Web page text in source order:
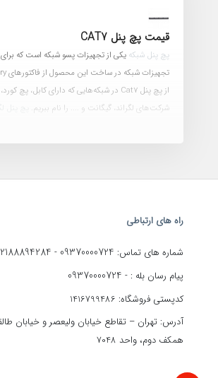
قیمت پچ پنل CAT7
پچ پنل شبکه یکی از تجهیزات پسو شبکه است که
تجهیزات شبکه در ساخت این محصول از فاکتورهای Category یا همان استاندارد و نوع مقاومت در برابر نویز و تداخل استفاده می‌کنند. به این صورت که pach panel دارای دسته‌های
شرکت‌های لگراند، گیگانت و .... را نام ببریم.
برند تولید کننده
تعداد پورت (پچ پنل 24 پورت و 48 پورت)
راه های ارتباطی
شماره های تماس: 09370000724
-
پیام رسان بله : - 09370000724
کدپستی فروشگاه: 1416799486
آدرس: تهران – تقاطع خیابان ولیعصر و خیابان
همکف دوم، واحد 7048